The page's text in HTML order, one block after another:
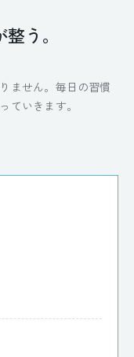
う。
ません。毎日の習慣
ていきます。